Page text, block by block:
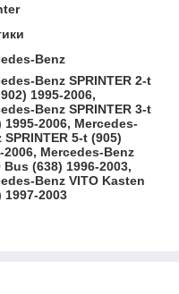
Benz
Benz SPRINTER 2-t
1995-2006,
Benz SPRINTER 3-t
1995-2006, Mercedes-
SPRINTER 5-t (905)
2006, Mercedes-Benz
Bus (638) 1996-2003,
Benz VITO Kasten
1997-2003